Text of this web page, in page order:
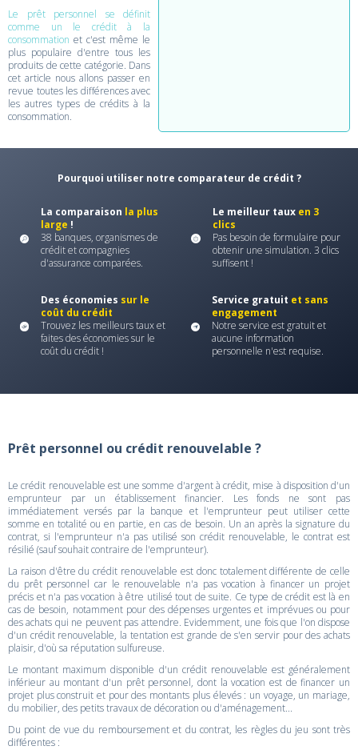
Le prêt personnel se définit
comme un le crédit à la
consommation et c'est même le
plus populaire d'entre tous les
produits de cette catégorie. Dans
cet article nous allons passer en
revue toutes les différences avec
les autres types de crédits à la
consommation.
Pourquoi utiliser notre comparateur de crédit ?
La comparaison la plus
large !
38 banques, organismes de
crédit et compagnies
d'assurance comparées.
Le meilleur taux en 3
clics
Pas besoin de formulaire pour
obtenir une simulation. 3 clics
suffisent !
Des économies sur le
coût du crédit
Trouvez les meilleurs taux et
faites des économies sur le
coût du crédit !
Service gratuit et sans
engagement
Notre service est gratuit et
aucune information
personnelle n'est requise.
Prêt personnel ou crédit renouvelable ?
Le crédit renouvelable est une somme d'argent à crédit, mise à disposition d'un
emprunteur par un établissement financier. Les fonds ne sont pas
immédiatement versés par la banque et l'emprunteur peut utiliser cette
somme en totalité ou en partie, en cas de besoin. Un an après la signature du
contrat, si l'emprunteur n'a pas utilisé son crédit renouvelable, le contrat est
résilié (sauf souhait contraire de l'emprunteur).
La raison d'être du crédit renouvelable est donc totalement différente de celle
du prêt personnel car le renouvelable n'a pas vocation à financer un projet
précis et n'a pas vocation à être utilisé tout de suite. Ce type de crédit est là en
cas de besoin, notamment pour des dépenses urgentes et imprévues ou pour
des achats qui ne peuvent pas attendre. Evidemment, une fois que l'on dispose
d'un crédit renouvelable, la tentation est grande de s'en servir pour des achats
plaisir, d'où sa réputation sulfureuse.
Le montant maximum disponible d'un crédit renouvelable est généralement
inférieur au montant d'un prêt personnel, dont la vocation est de financer un
projet plus construit et pour des montants plus élevés : un voyage, un mariage,
du mobilier, des petits travaux de décoration ou d'aménagement...
Du point de vue du remboursement et du contrat, les règles du jeu sont très
différentes :